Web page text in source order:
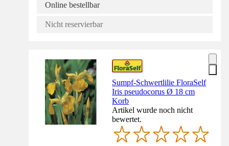
Online bestellbar
Nicht reservierbar
Sumpf-Schwertlilie FloraSelf
Iris pseudocorus Ø 18 cm
Korb
Artikel wurde noch nicht
bewertet.